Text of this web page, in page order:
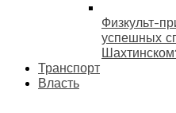
Физкульт-
успешных
Транспорт
Власть